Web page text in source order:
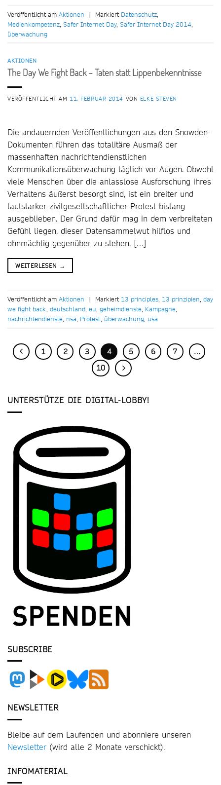
Veröffentlicht am Aktionen | Markiert Datenschutz
Medienkompetenz Safer Internet Day, Safer Internet Day 2014
überwachung
AKTIONEN
The Day We Fight Back – Taten statt Lippenbekenntnisse
VERÖFFENTLICHT AM 11. FEBRUAR 2014 VON ELKE STEVEN
Die andauernden Veröffentlichungen aus den Snowden-
Dokumenten führen das totalitäre Ausmaß der
massenhaften nachrichtendienstlichen
Kommunikationsüberwachung täglich vor Augen. Obwohl
viele Menschen über die anlasslose Ausforschung ihres
Verhaltens äußerst besorgt sind, ist ein breiter und
lautstarker zivilgesellschaftlicher Protest bislang
ausgeblieben. Der Grund dafür mag in dem verbreiteten
Gefühl liegen, dieser Datensammelwut hilflos und
ohnmächtig gegenüber zu stehen. […]
WEITERLESEN →
Veröffentlicht am Aktionen | Markiert 13 principles, 13 prinzipien, day
we fight back, deutschland, eu, geheimdienste, Kampagne,
nachrichtendienste, nsa, Protest, überwachung, usa
1 2 3 4 5 6 7
…
10
UNTERSTÜTZE DIE DIGITAL-LOBBY!
SUBSCRIBE
NEWSLETTER
Bleibe auf dem Laufenden und abonniere unseren
Newsletter (wird alle 2 Monate verschickt).
INFOMATERIAL